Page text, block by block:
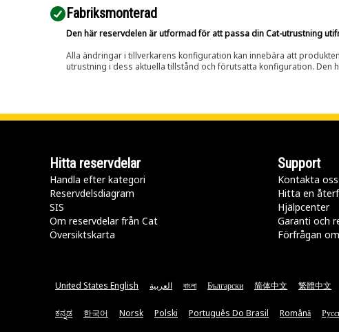
Fabriksmonterad
Den här reservdelen är utformad för att passa din Cat-utrustning
Alla ändringar i tillverkarens konfiguration kan innebära att
utrustning i dess aktuella tillstånd och förutsatta konfiguration.
Hitta reservdelar
Handla efter kategori
Reservdelsdiagram
SIS
Om reservdelar från Cat
Översiktskarta
Support
Kontakta oss
Hitta en
Hjälpcenter
Garanti och
Förfrågan
United States English العربية বাংলা Български 简体中文 繁體中文
ಕನ್ನಡ 한국어 Norsk Polski Português Do Brasil Română